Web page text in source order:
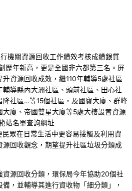
機關資源回收工作績效考核成績銀質
歷年新高，更是全國非六都第三名。屏
資源回收成效，繼110年輔導5處社區
導縣內大洲社區、頭前社區、田心社
社區…等15個社區，及國寶大廈、群峰
廈、帝國雙星大廈等5處大樓設置資源
站名單查詢網址
眾在日常生活中更容易接觸及利用資
回收觀念，期望提升社區垃圾分類成
源回收分類，環保局今年協助20個社
，並輔導其進行資收物「細分類」，